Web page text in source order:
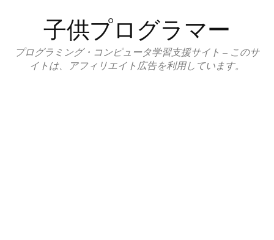
ン
子供プログラマー
プログラミング・コンピュータ学習支援サイト – このサ
イトは、アフィリエイト広告を利用しています。